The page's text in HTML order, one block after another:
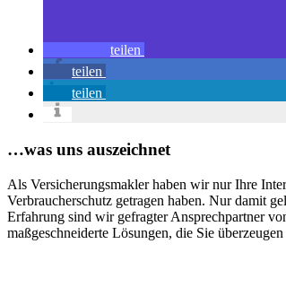
teilen
teilen
teilen
…was uns auszeichnet
Als Versicherungsmakler haben wir nur Ihre
Verbraucherschutz getragen haben. Nur damit
Erfahrung sind wir gefragter Ansprechpartner
maßgeschneiderte Lösungen, die Sie